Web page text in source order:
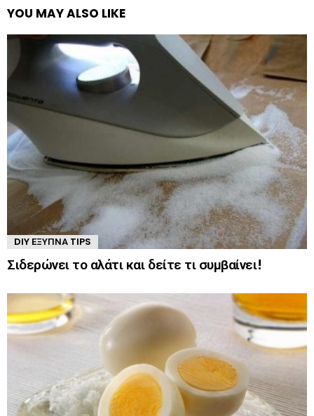
YOU MAY ALSO LIKE
DIY ΈΞΥΠΝΑ TIPS
Σιδερώνει το αλάτι και δείτε τι συμβαίνει!